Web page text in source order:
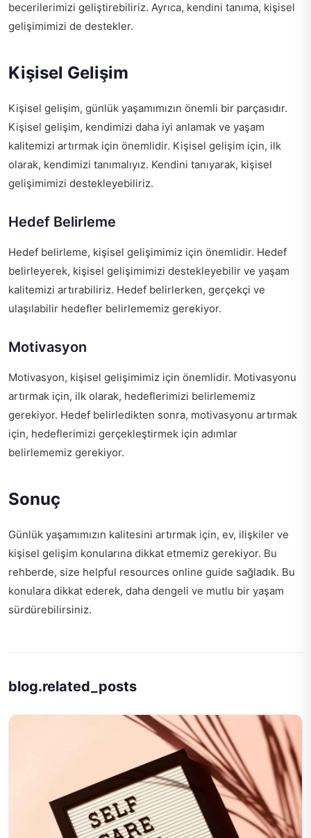
becerilerimizi geliştirebiliriz. Ayrıca, kendini tanıma, kişisel
gelişimimizi de destekler.
Kişisel Gelişim
Kişisel gelişim, günlük yaşamımızın önemli bir parçasıdır.
Kişisel gelişim, kendimizi daha iyi anlamak ve yaşam
kalitemizi artırmak için önemlidir. Kişisel gelişim için, ilk
olarak, kendimizi tanımalıyız. Kendini tanıyarak, kişisel
gelişimimizi destekleyebiliriz.
Hedef Belirleme
Hedef belirleme, kişisel gelişimimiz için önemlidir. Hedef
belirleyerek, kişisel gelişimimizi destekleyebilir ve yaşam
kalitemizi artırabiliriz. Hedef belirlerken, gerçekçi ve
ulaşılabilir hedefler belirlememiz gerekiyor.
Motivasyon
Motivasyon, kişisel gelişimimiz için önemlidir. Motivasyonu
artırmak için, ilk olarak, hedeflerimizi belirlememiz
gerekiyor. Hedef belirledikten sonra, motivasyonu artırmak
için, hedeflerimizi gerçekleştirmek için adımlar
belirlememiz gerekiyor.
Sonuç
Günlük yaşamımızın kalitesini artırmak için, ev, ilişkiler ve
kişisel gelişim konularına dikkat etmemiz gerekiyor. Bu
rehberde, size helpful resources online guide sağladık. Bu
konulara dikkat ederek, daha dengeli ve mutlu bir yaşam
sürdürebilirsiniz.
blog.related_posts